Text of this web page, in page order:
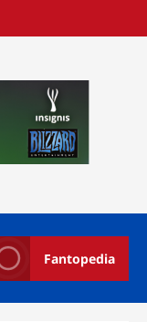
Fantopedia